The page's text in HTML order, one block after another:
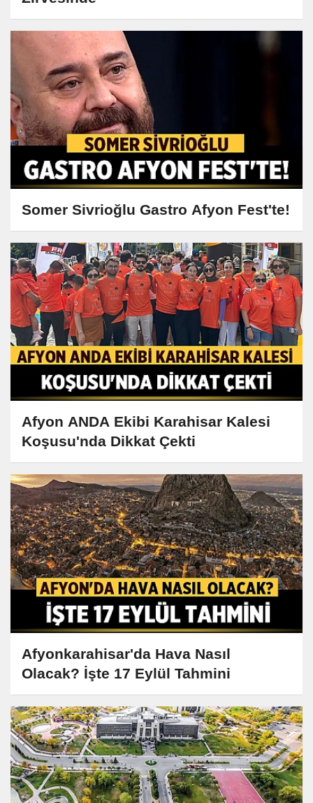
Somer Sivrioğlu Gastro Afyon Fest'te!
Afyon ANDA Ekibi Karahisar Kalesi
Koşusu'nda Dikkat Çekti
Afyonkarahisar'da Hava Nasıl
Olacak? İşte 17 Eylül Tahmini